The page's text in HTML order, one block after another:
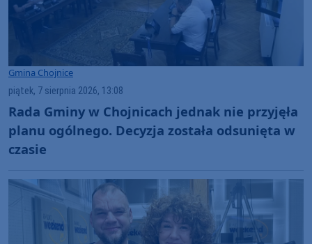
Gmina Chojnice
piątek, 7 sierpnia 2026, 13:08
Rada Gminy w Chojnicach jednak nie przyjęła
planu ogólnego. Decyzja została odsunięta w
czasie